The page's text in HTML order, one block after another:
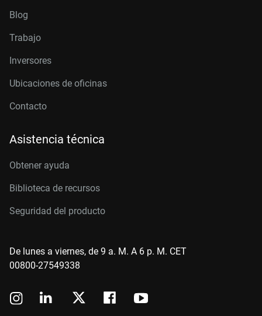
Blog
Trabajo
Inversores
Ubicaciones de oficinas
Contacto
Asistencia técnica
Obtener ayuda
Biblioteca de recursos
Seguridad del producto
De lunes a viernes, de 9 a. M. A 6 p. M. CET
00800-27549338